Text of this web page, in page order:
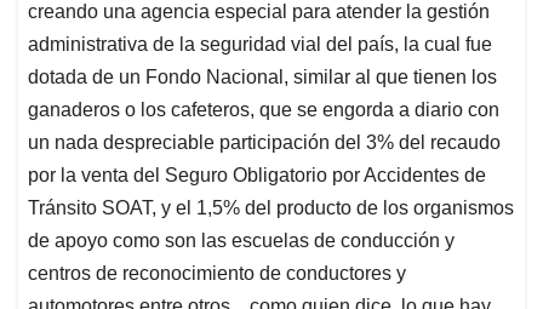
creando una agencia especial para atender la gestión
administrativa de la seguridad vial del país, la cual fue
dotada de un Fondo Nacional, similar al que tienen los
ganaderos o los cafeteros, que se engorda a diario con
un nada despreciable participación del 3% del recaudo
por la venta del Seguro Obligatorio por Accidentes de
Tránsito SOAT, y el 1,5% del producto de los organismos
de apoyo como son las escuelas de conducción y
centros de reconocimiento de conductores y